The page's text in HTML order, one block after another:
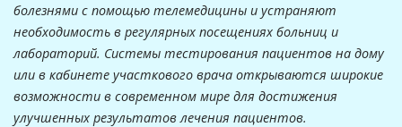
болезнями с помощью телемедицины и устраняют
необходимость в регулярных посещениях больниц и
лабораторий. Системы тестирования пациентов на дому
или в кабинете участкового врача открываются широкие
возможности в современном мире для достижения
улучшенных результатов лечения пациентов.